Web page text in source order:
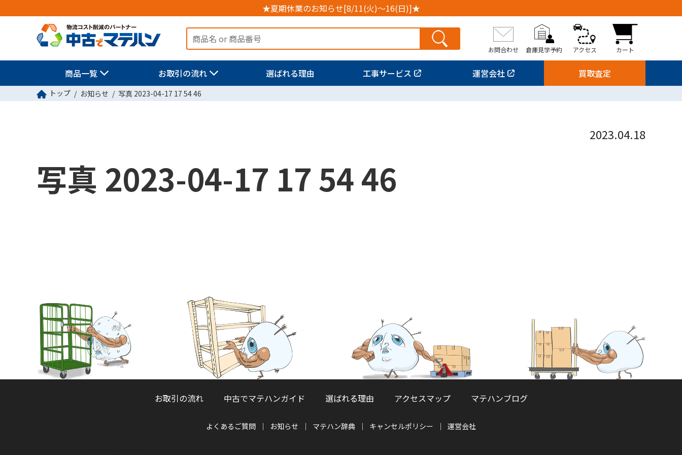
★夏期休業のお知らせ[8/11(火)～16(日)]★
お問合わせ 倉庫見学予約 アクセス カート
商品一覧 お取引の流れ 選ばれる理由 工事サービス 運営会社 買取査定
トップ お知らせ 写真 2023-04-17 17 54 46
2023.04.18
写真 2023-04-17 17 54 46
お取引の流れ 中古でマテハンガイド 選ばれる理由 アクセスマップ マテハンブログ
よくあるご質問 お知らせ マテハン辞典 キャンセルポリシー 運営会社